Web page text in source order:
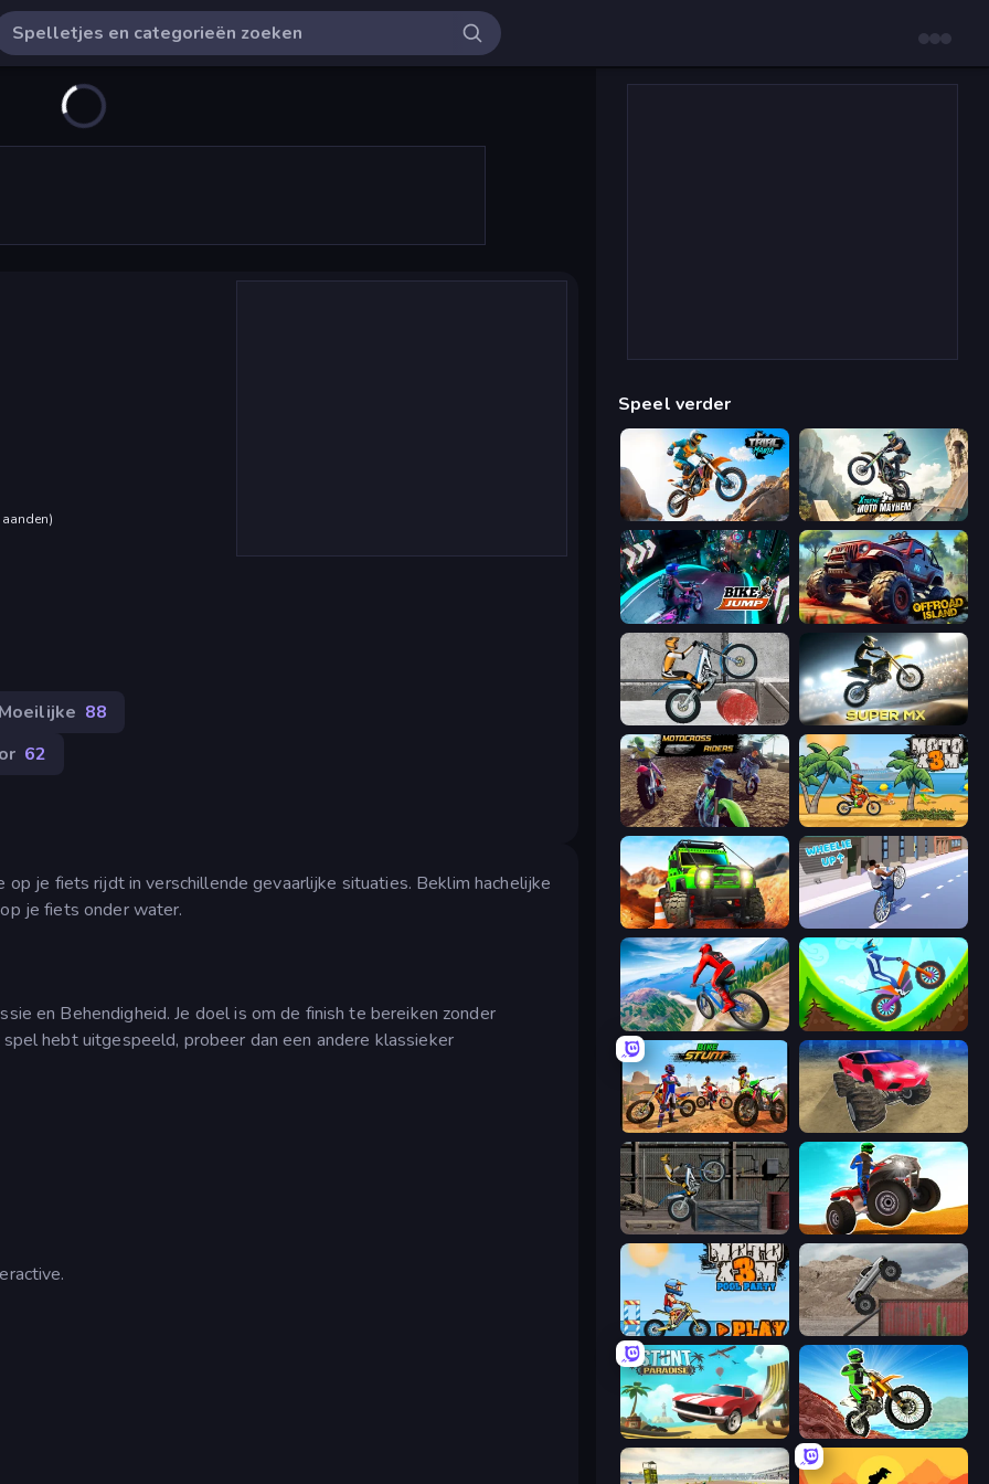
)
88
62
op je fiets rijdt in verschillende gevaarlijke situaties. Beklim hachelijke
je fiets onder water.
en Behendigheid. Je doel is om de finish te bereiken zonder
hebt uitgespeeld, probeer dan een andere klassieker
Speel verder
Trial Mania Xtreme Moto Mayhem
Bike Jump Offroad Island
Trials Ice Ride Super MX - Last Season
MotoCross Riders Moto X3M
Offroad Life 3D Wheelie Up
Riders Downhill Racing Hill Climb on Moto Bike
Bike Stunts Race Bike Games 3D
Trials Ride ATV Ultimate Offroad
Moto X3M 5: Pool Party Hard Wheels
Stunt Paradise Dirt Bike Mad Skills